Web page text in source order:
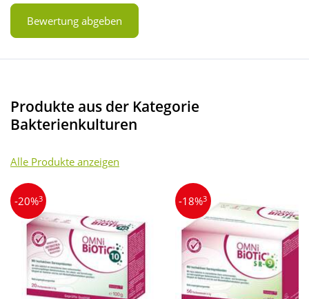
Bewertung abgeben
Produkte aus der Kategorie
Bakterienkulturen
Alle Produkte anzeigen
-20%3 -18%3